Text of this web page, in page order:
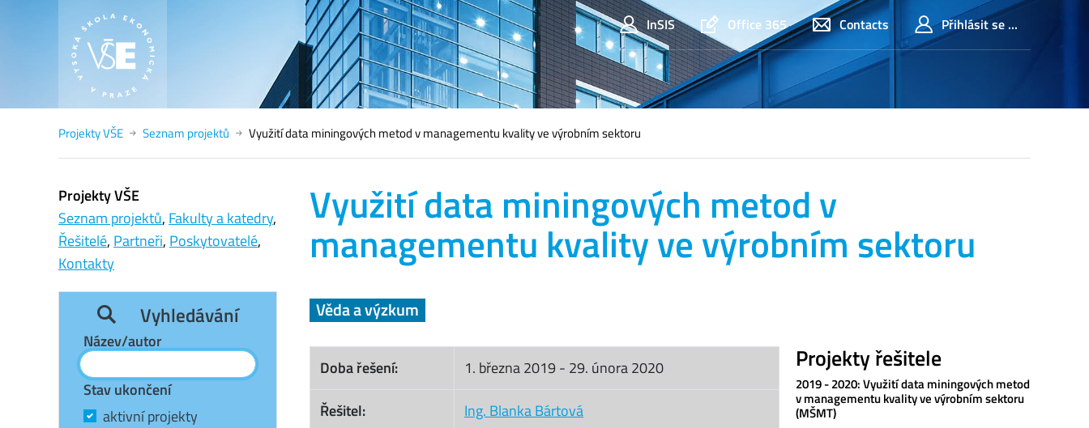
InSIS Office 365 Contacts Přihlásit se ...
Projekty VŠE Seznam projektů Využití data miningových metod v managementu kvality ve výrobním sektoru
Využití data miningových metod v
managementu kvality ve výrobním sektoru
Věda a výzkum
Doba řešení: 1. března 2019- 29. února 2020
Řešitel:
Ing. Blanka Bártová
Projekty řešitele
2019 - 2020: Využití data miningových metod
v managementu kvality ve výrobním sektoru
(MŠMT)
Projekty VŠE
Seznam projektů, Fakulty a katedry,
Řešitelé, Partneři, Poskytovatelé,
Kontakty
Vyhledávání
Název/autor
Stav ukončení
aktivní projekty